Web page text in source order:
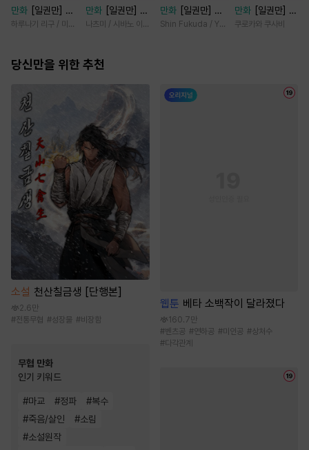
만화
[일권만] 제
약혼은 취소되었습
하루나기 리구 / 미즈메
만화
[일권만] 모
든 것을 포기한 평
는다 [단행본]
나츠미 / 시바노 이즈미
만화
[일권만] 전
하께서는 오늘도
Shin Fukuda / Yoko Kurosu
만화
[일권만] 내
게 간섭하지 않겠
쿠로카와 쿠사비
당신만을 위한 추천
소설 천산칠금생 [단행본]
2.6만
#전통무협 #성장물 #비장함
무협 만화
인기 키워드
#마교 #정파 #복수
#죽음/살인 #소림
#소설원작
웹툰 베타 소백작이 달라졌다
160.7만
#벤츠공 #연하공 #미인공 #상처수
#다각관계